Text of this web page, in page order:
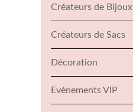
Créateurs de Bijoux
Créateurs de Sacs
Décoration
Evénements VIP